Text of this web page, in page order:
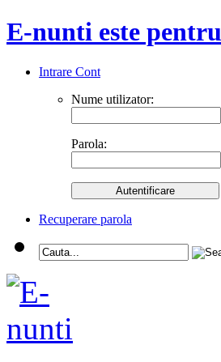
E-nunti este
Intrare Cont
Nume utilizator:
Parola:
Recuperare parola